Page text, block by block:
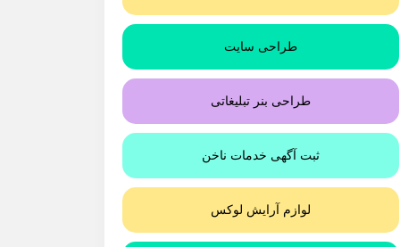
طراحی سایت
طراحی بنر تبلیغاتی
ثبت آگهی خدمات ناخن
لوازم آرایش لوکس